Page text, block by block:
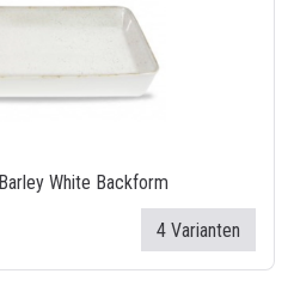
White Backform
4 Varianten